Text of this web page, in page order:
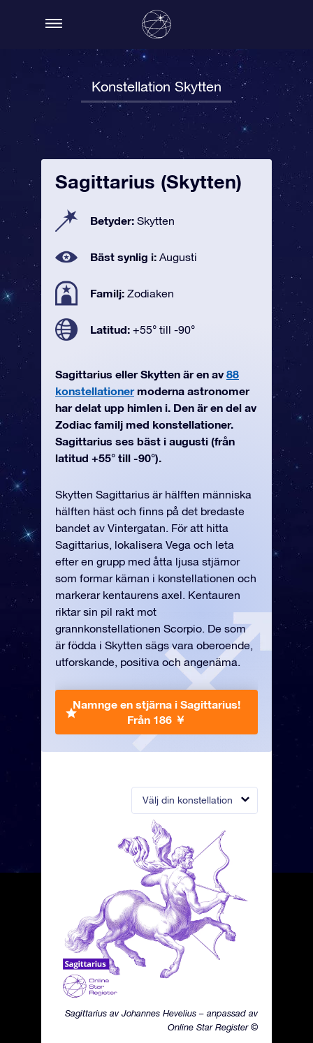
Konstellation Skytten
Välj din konstellation
Sagittarius av Johannes Hevelius – anpassad av
Online Star Register ©
Sagittarius (Skytten)
Betyder: Skytten
Bäst synlig i: Augusti
Familj: Zodiaken
Latitud: +55° till -90°
Sagittarius eller Skytten är en av 88
konstellationermoderna astronomer
har delat upp himlen i. Den är en del av
Zodiac familj med konstellationer.
Sagittarius ses bäst i augusti (från
latitud +55° till -90°).
Skytten Sagittarius är hälften människa
hälften häst och finns på det bredaste
bandet av Vintergatan. För att hitta
Sagittarius, lokalisera Vega och leta
efter en grupp med åtta ljusa stjärnor
som formar kärnan i konstellationen och
markerar kentaurens axel. Kentauren
riktar sin pil rakt mot
grannkonstellationen Scorpio. De som
är födda i Skytten sägs vara oberoende,
utforskande, positiva och angenäma.
Namnge en stjärna i Sagittarius!
Från 186 ￥